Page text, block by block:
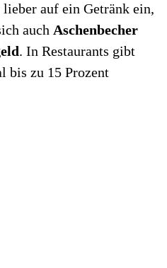
auf ein Getränk ein,
auch Aschenbecher
. In Restaurants gibt
bis zu 15 Prozent